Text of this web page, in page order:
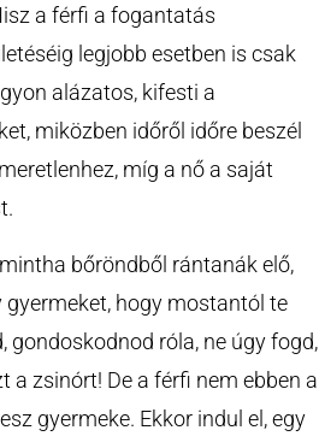
a férfi a fogantatás
legjobb esetben is csak
alázatos, kifesti a
miközben időről időre beszél
míg a nő a saját
bőröndből rántanák elő,
gyermeket, hogy mostantól te
gondoskodnod róla, ne úgy fogd,
a zsinórt! De a férfi nem ebben a
gyermeke. Ekkor indul el, egy